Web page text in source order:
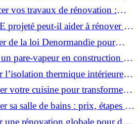
vos travaux de rénovation :
pratiques ?
projeté peut-il aider à rénover et
?
de la loi Denormandie pour
et défiscaliser ?
pare-vapeur en construction et
erreurs à éviter?
l’isolation thermique intérieure
en énergie ?
votre cuisine pour transformer
?
sa salle de bains : prix, étapes et
une rénovation globale pour des